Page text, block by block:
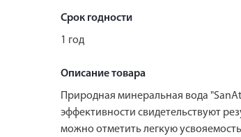
Срок годности
1 год
Описание товара
Природная минеральная вода
эффективности свидетельствуют
можно отметить легкую